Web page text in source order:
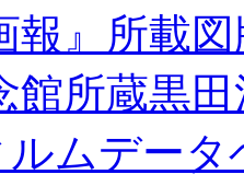
報』所載
館所蔵黒
ムデータ